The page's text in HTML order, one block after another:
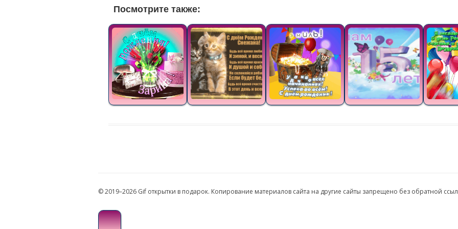
Посмотрите также:
© 2019–2026 Gif открытки в подарок. Копирование материалов сайта на другие сайты запрещено без обратной